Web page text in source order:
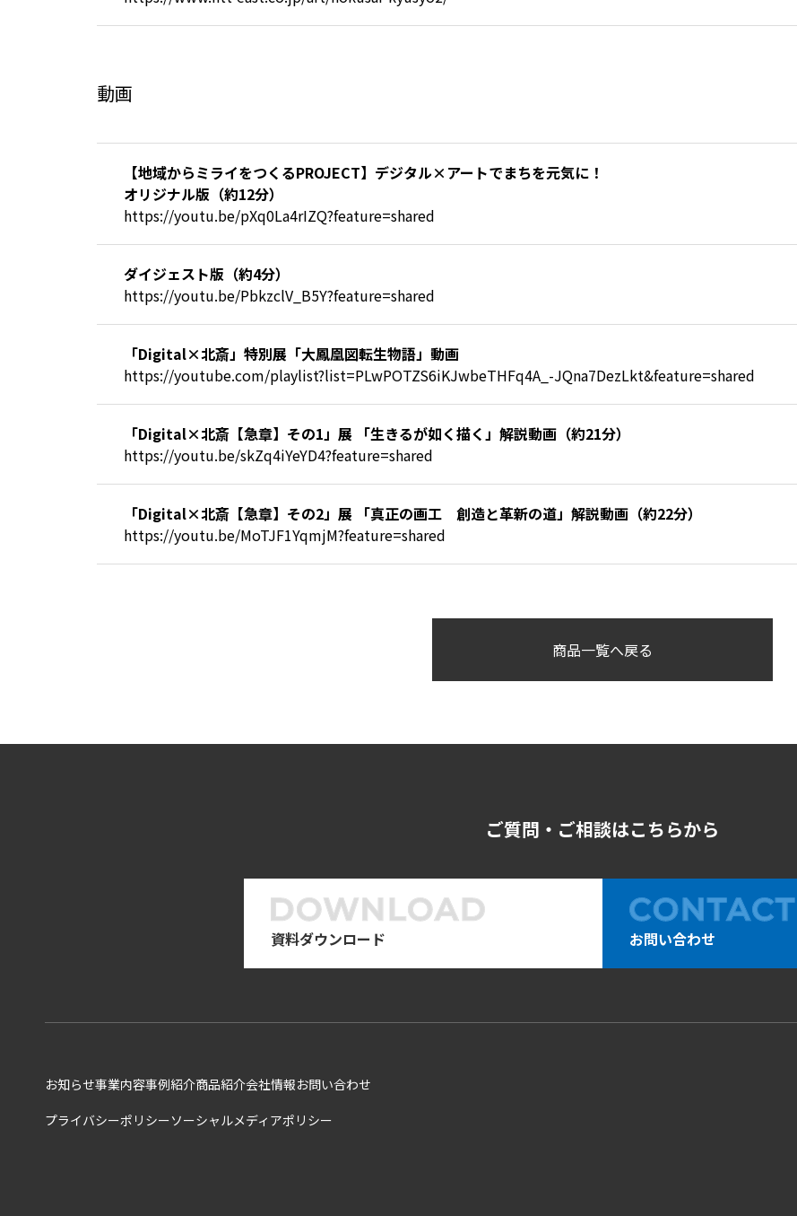
動画
【地域からミライをつくるPROJECT】デジタル×アートでまちを元気に！
オリジナル版（約12分）
https://youtu.be/pXq0La4rIZQ?feature=shared
ダイジェスト版（約4分）
https://youtu.be/PbkzclV_B5Y?feature=shared
「Digital×北斎」特別展「大鳳凰図転生物語」動画
https://youtube.com/playlist?list=PLwPOTZS6iKJwbeTHFq4A_-JQna7DezLkt&feature=shared
「Digital×北斎【急章】その1」展 「生きるが如く描く」解説動画（約21分）
https://youtu.be/skZq4iYeYD4?feature=shared
「Digital×北斎【急章】その2」展 「真正の画工 創造と革新の道」解説動画（約22分）
https://youtu.be/MoTJF1YqmjM?feature=shared
商品一覧へ戻る
ご質問・ご相談はこちらから
資料ダウンロード お問い合わせ
お知らせ事業内容事例紹介商品紹介会社情報お問い合わせ
プライバシーポリシーソーシャルメディアポリシー